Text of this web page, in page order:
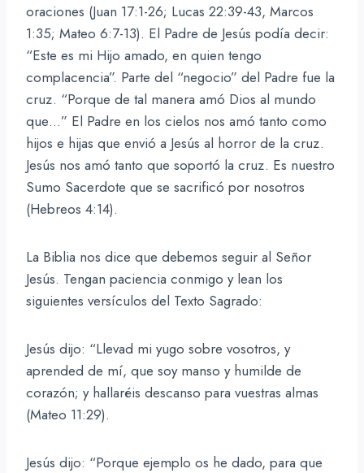
oraciones (Juan 17:1-26; Lucas 22:39-43, Marcos
1:35; Mateo 6:7-13). El Padre de Jesús podía decir:
“Este es mi Hijo amado, en quien tengo
complacencia”. Parte del “negocio” del Padre fue la
cruz. “Porque de tal manera amó Dios al mundo
que…” El Padre en los cielos nos amó tanto como
hijos e hijas que envió a Jesús al horror de la cruz.
Jesús nos amó tanto que soportó la cruz. Es nuestro
Sumo Sacerdote que se sacrificó por nosotros
(Hebreos 4:14).
La Biblia nos dice que debemos seguir al Señor
Jesús. Tengan paciencia conmigo y lean los
siguientes versículos del Texto Sagrado:
Jesús dijo: “Llevad mi yugo sobre vosotros, y
aprended de mí, que soy manso y humilde de
corazón; y hallaréis descanso para vuestras almas
(Mateo 11:29).
Jesús dijo: “Porque ejemplo os he dado, para que